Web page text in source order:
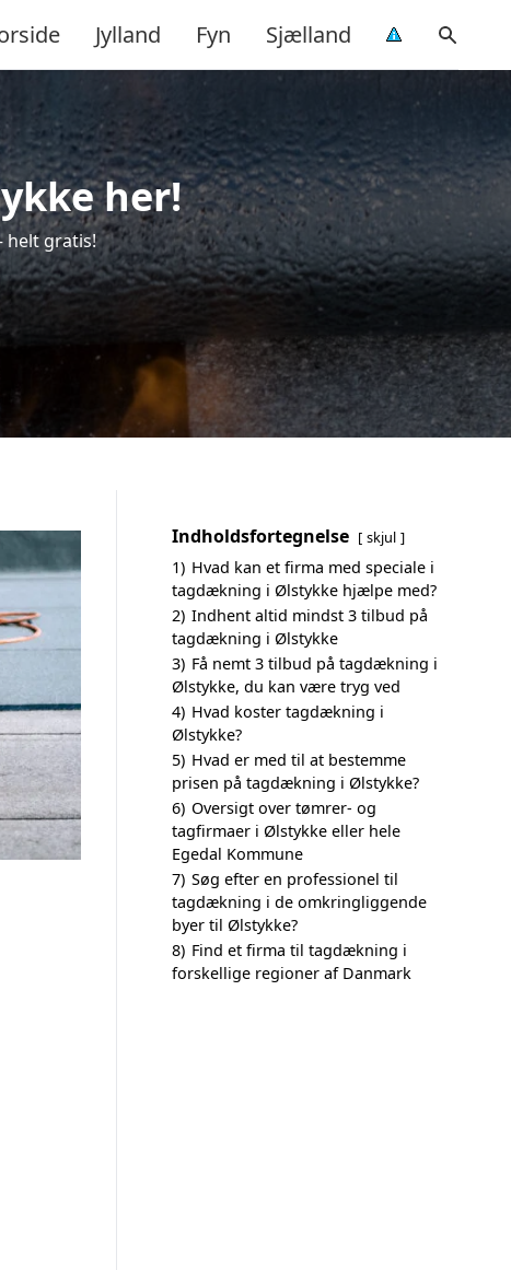
Jylland Fyn Sjælland
her!
helt gratis!
Indholdsfortegnelse skjul
1) Hvad kan et firma med speciale i
tagdækning i Ølstykke hjælpe med?
2) Indhent altid mindst 3 tilbud på
tagdækning i Ølstykke
3) Få nemt 3 tilbud på tagdækning i
Ølstykke, du kan være tryg ved
4) Hvad koster tagdækning i
Ølstykke?
5) Hvad er med til at bestemme
prisen på tagdækning i Ølstykke?
6) Oversigt over tømrer- og
tagfirmaer i Ølstykke eller hele
Egedal Kommune
7) Søg efter en professionel til
tagdækning i de omkringliggende
byer til Ølstykke?
8) Find et firma til tagdækning i
forskellige regioner af Danmark